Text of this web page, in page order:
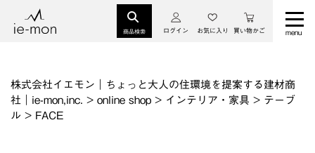
商品検索 ログイン お気に入り 買い物かご
株式会社イエモン｜ちょっと大人の住環境を提案する建材商
社｜ie-mon,inc. > online shop > インテリア・家具 > テーブ
ル > FACE